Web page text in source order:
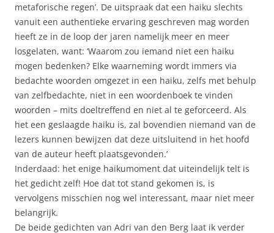
metaforische regen’. De uitspraak dat een haiku slechts
vanuit een authentieke ervaring geschreven mag worden
heeft ze in de loop der jaren namelijk meer en meer
losgelaten, want: ‘Waarom zou iemand niet een haiku
mogen bedenken? Elke waarneming wordt immers via
bedachte woorden omgezet in een haiku, zelfs met behulp
van zelfbedachte, niet in een woordenboek te vinden
woorden – mits doeltreffend en niet al te geforceerd. Als
het een geslaagde haiku is, zal bovendien niemand van de
lezers kunnen bewijzen dat deze uitsluitend in het hoofd
van de auteur heeft plaatsgevonden.’
Inderdaad: het enige haikumoment dat uiteindelijk telt is
het gedicht zelf! Hoe dat tot stand gekomen is, is
vervolgens misschien nog wel interessant, maar niet meer
belangrijk.
De beide gedichten van Adri van den Berg laat ik verder